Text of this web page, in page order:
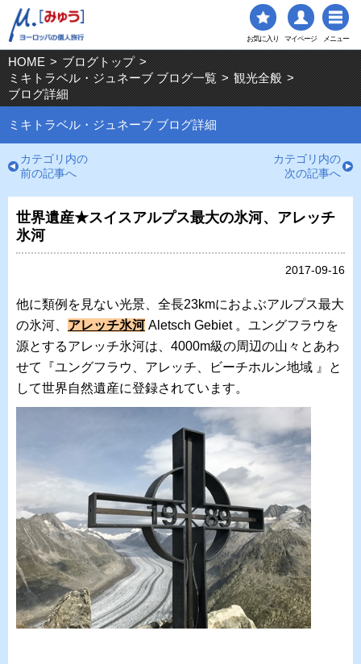
お気に入り マイページ メニュー
HOME > ブログトップ >
ミキトラベル・ジュネーブ ブログ一覧 > 観光全般 >
ブログ詳細
ミキトラベル・ジュネーブ ブログ詳細
カテゴリ内の
前の記事へ
カテゴリ内の
次の記事へ
世界遺産★スイスアルプス最大の氷河、アレッチ
氷河
2017-09-16
他に類例を見ない光景、全長23kmにおよぶアルプス最大
の氷河、 アレッチ氷河 Aletsch Gebiet 。ユングフラウを
源とするアレッチ氷河は、4000m級の周辺の山々とあわ
せて『ユングフラウ、アレッチ、ビーチホルン地域 』と
して世界自然遺産に登録されています。